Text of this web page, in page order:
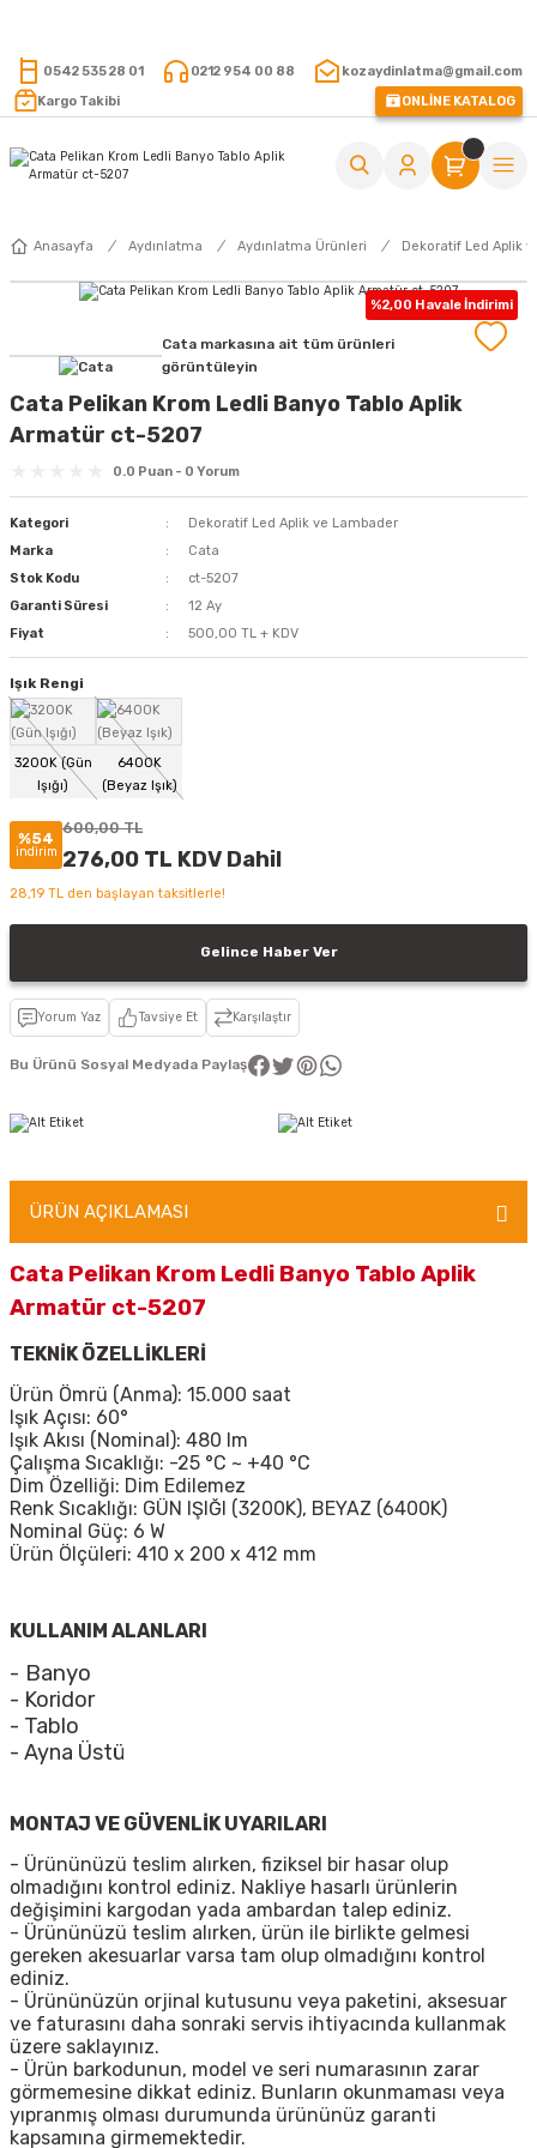
0542 535 28 01 0212 954 00 88
kozaydinlatma@gmail.com
Kargo Takibi
ONLİNE KATALOG
Anasayfa Aydınlatma Aydınlatma Ürünleri Dekoratif Led Aplik
%2,00 Havale İndirimi
Cata markasına ait tüm ürünleri
görüntüleyin
Cata Pelikan Krom Ledli Banyo Tablo Aplik
Armatür ct-5207
0.0 Puan - 0 Yorum
Kategori
Dekoratif Led Aplik ve Lambader
Marka
Cata
Stok Kodu
ct-5207
Garanti Süresi
12 Ay
Fiyat
500,00 TL + KDV
Işık Rengi
%54
indirim
600,00 TL
276,00 TL KDV Dahil
28,19 TL den başlayan taksitlerle!
Gelince Haber Ver
Yorum Yaz Tavsiye Et Karşılaştır
Bu Ürünü Sosyal Medyada Paylaş
ÜRÜN AÇIKLAMASI
Cata Pelikan Krom Ledli Banyo Tablo Aplik
Armatür ct-5207
TEKNİK ÖZELLİKLERİ
Ürün Ömrü (Anma): 15.000 saat
Işık Açısı: 60°
Işık Akısı (Nominal): 480 lm
Çalışma Sıcaklığı: -25 °C ~ +40 °C
Dim Özelliği: Dim Edilemez
Renk Sıcaklığı: GÜN IŞIĞI (3200K), BEYAZ (6400K)
Nominal Güç: 6 W
Ürün Ölçüleri: 410 x 200 x 412 mm
KULLANIM ALANLARI
- Banyo
- Koridor
- Tablo
- Ayna Üstü
MONTAJ VE GÜVENLİK UYARILARI
- Ürününüzü teslim alırken, fiziksel bir hasar olup
olmadığını kontrol ediniz. Nakliye hasarlı ürünlerin
değişimini kargodan yada ambardan talep ediniz.
- Ürününüzü teslim alırken, ürün ile birlikte gelmesi
gereken akesuarlar varsa tam olup olmadığını kontrol
ediniz.
- Ürününüzün orjinal kutusunu veya paketini, aksesuar
ve faturasını daha sonraki servis ihtiyacında kullanmak
üzere saklayınız.
- Ürün barkodunun, model ve seri numarasının zarar
görmemesine dikkat ediniz. Bunların okunmaması veya
yıpranmış olması durumunda ürününüz garanti
kapsamına girmemektedir.